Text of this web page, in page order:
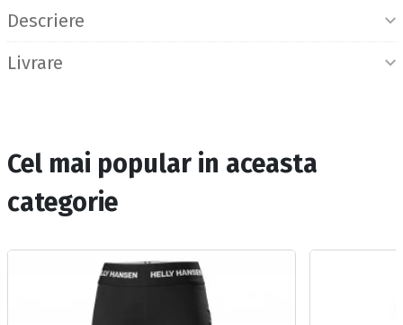
Descriere
Livrare
Cel mai popular in aceasta
categorie